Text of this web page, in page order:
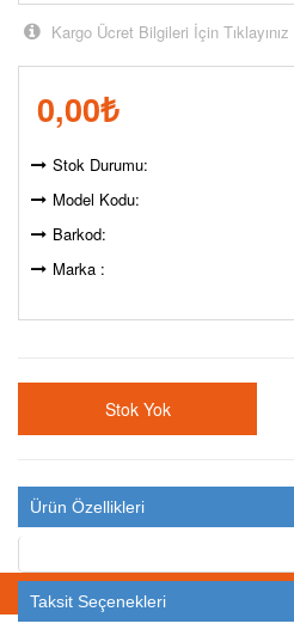
Kargo Ücret Bilgileri İçin Tıklayınız
0,00₺
Stok Durumu:
Model Kodu:
Barkod:
Marka :
Stok Yok
Ürün Özellikleri
Taksit Seçenekleri